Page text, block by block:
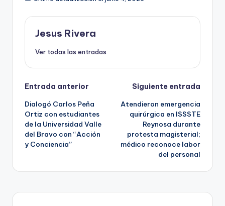
Jesus Rivera
Ver todas las entradas
Navegación
de
entradas
Entrada anterior
Dialogó Carlos Peña
Ortiz con estudiantes
de la Universidad Valle
del Bravo con “Acción
y Conciencia”
Siguiente entrada
Atendieron emergencia
quirúrgica en ISSSTE
Reynosa durante
protesta magisterial;
médico reconoce labor
del personal